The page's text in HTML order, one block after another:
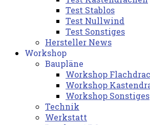
Test Stablos
Test Nullwind
Test Sonstiges
Hersteller News
Workshop
Baupläne
Workshop
Workshop
Workshop Sonstiges
Technik
Werkstatt